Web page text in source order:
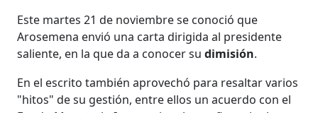
Este martes 21 de noviembre se conoció que
Arosemena envió una carta dirigida al presidente
saliente, en la que da a conocer sudimisión.
En el escrito también aprovechó para resaltar varios
"hitos" de su gestión, entre ellos un acuerdo con el